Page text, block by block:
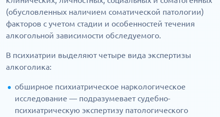
(обусловленных наличием соматической патологии)
факторов с учетом стадии и особенностей течения
алкогольной зависимости обследуемого.
В психиатрии выделяют четыре вида экспертизы
алкоголика:
обширное психиатрическое наркологическое
исследование — подразумевает судебно-
психиатрическую экспертизу патологического